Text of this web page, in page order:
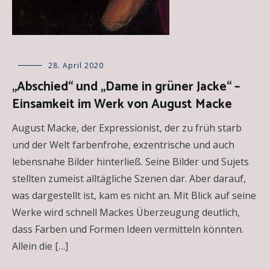
Allgemein ,
über
Kunstwerke ,
kurzgefasst
28. April 2020
„Abschied“ und „Dame in grüner Jacke“ –
Einsamkeit im Werk von August Macke
August Macke, der Expressionist, der zu früh starb
und der Welt farbenfrohe, exzentrische und auch
lebensnahe Bilder hinterließ. Seine Bilder und Sujets
stellten zumeist alltägliche Szenen dar. Aber darauf,
was dargestellt ist, kam es nicht an. Mit Blick auf seine
Werke wird schnell Mackes Überzeugung deutlich,
dass Farben und Formen Ideen vermitteln könnten.
Allein die […]